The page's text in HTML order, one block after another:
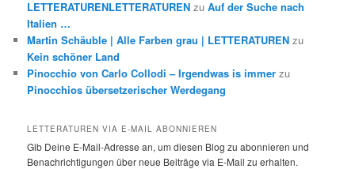
LETTERATURENLETTERATUREN zuAuf der Suche nach
Italien …
Martin Schäuble | Alle Farben grau | LETTERATUREN zu
Kein schöner Land
Pinocchio von Carlo Collodi – Irgendwas is immer zu
Pinocchios übersetzerischer Werdegang
LETTERATUREN VIA E-MAIL ABONNIEREN
Gib Deine E-Mail-Adresse an, um diesen Blog zu abonnieren und
Benachrichtigungen über neue Beiträge via E-Mail zu erhalten.